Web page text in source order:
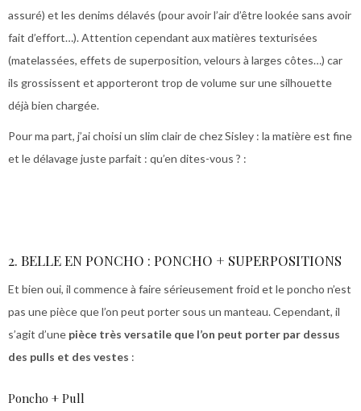
assuré) et les denims délavés (pour avoir l’air d’être lookée sans avoir
fait d’effort…). Attention cependant aux matières texturisées
(matelassées, effets de superposition, velours à larges côtes…) car
ils grossissent et apporteront trop de volume sur une silhouette
déjà bien chargée.
Pour ma part, j’ai choisi un slim clair de chez Sisley : la matière est fine
et le délavage juste parfait : qu’en dites-vous ? :
2. BELLE EN PONCHO : PONCHO + SUPERPOSITIONS
Et bien oui, il commence à faire sérieusement froid et le poncho n’est
pas une pièce que l’on peut porter sous un manteau. Cependant, il
s’agit d’une pièce très versatile que l’on peut porter par dessus
des pulls et des vestes :
Poncho + Pull